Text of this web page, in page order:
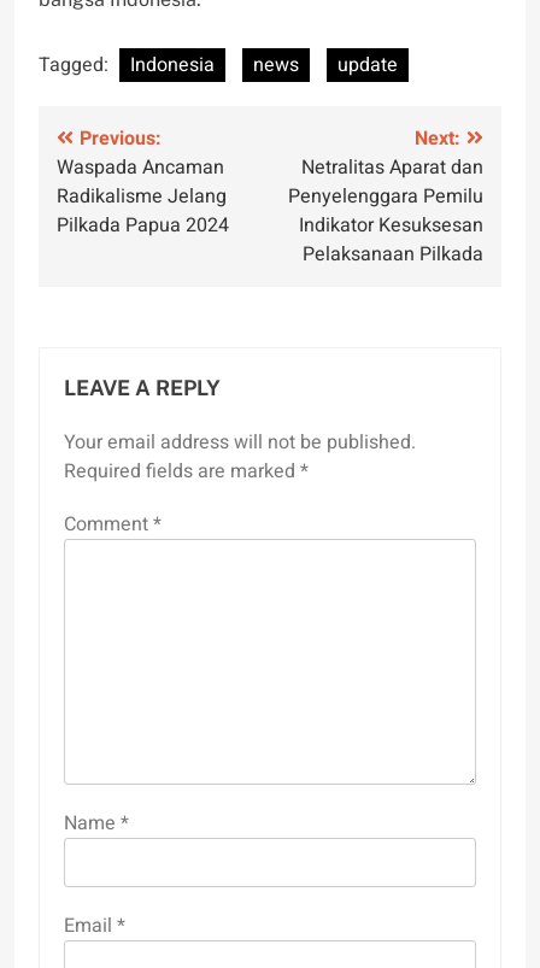
Tagged: Indonesia news update
Post
navigation
Previous:
Waspada Ancaman
Radikalisme Jelang
Pilkada Papua 2024
Next:
Netralitas Aparat dan
Penyelenggara Pemilu
Indikator Kesuksesan
Pelaksanaan Pilkada
LEAVE A REPLY
Your email address will not be published.
Required fields are marked *
Comment*
Name *
Email *